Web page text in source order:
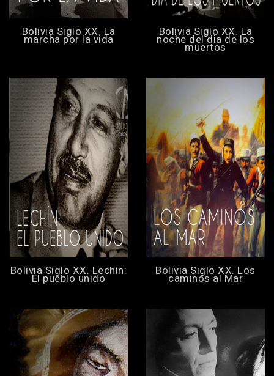
Bolivia Siglo XX. La
marcha por la vida
Bolivia Siglo XX. La
noche del dia de los
muertos
Bolivia Siglo XX. Lechín:
El pueblo unido
Bolivia Siglo XX. Los
caminos al Mar